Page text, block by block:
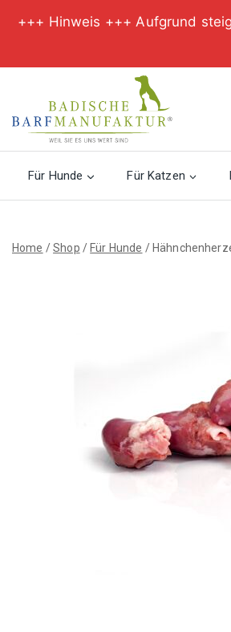
+++ Hinweis +++ Aufgrund
Für Hunde Für Katzen
Home /Shop / Für Hunde /